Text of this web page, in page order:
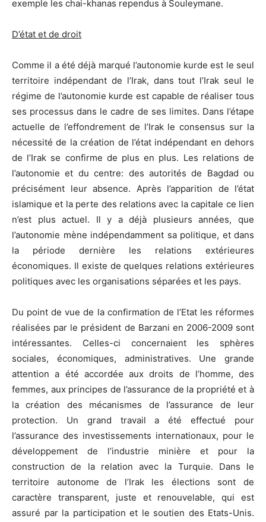
exemple les chai-khanas rependus à Souleymane.
D’état et de droit
Comme il a été déjà marqué l’autonomie kurde est le seul
territoire indépendant de l’Irak, dans tout l’Irak seul le
régime de l’autonomie kurde est capable de réaliser tous
ses processus dans le cadre de ses limites. Dans l’étape
actuelle de l’effondrement de l’Irak le consensus sur la
nécessité de la création de l’état indépendant en dehors
de l’Irak se confirme de plus en plus. Les relations de
l’autonomie et du centre: des autorités de Bagdad ou
précisément leur absence. Après l’apparition de l’état
islamique et la perte des relations avec la capitale ce lien
n’est plus actuel. Il y a déjà plusieurs années, que
l’autonomie mène indépendamment sa politique, et dans
la période dernière les relations extérieures
économiques. Il existe de quelques relations extérieures
politiques avec les organisations séparées et les pays.
Du point de vue de la confirmation de l’Etat les réformes
réalisées par le président de Barzani en 2006-2009 sont
intéressantes. Celles-ci concernaient les sphères
sociales, économiques, administratives. Une grande
attention a été accordée aux droits de l’homme, des
femmes, aux principes de l’assurance de la propriété et à
la création des mécanismes de l’assurance de leur
protection. Un grand travail a été effectué pour
l’assurance des investissements internationaux, pour le
développement de l’industrie minière et pour la
construction de la relation avec la Turquie. Dans le
territoire autonome de l’Irak les élections sont de
caractère transparent, juste et renouvelable, qui est
assuré par la participation et le soutien des Etats-Unis.